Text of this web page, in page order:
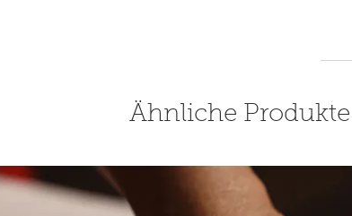
Ähnliche Produkte